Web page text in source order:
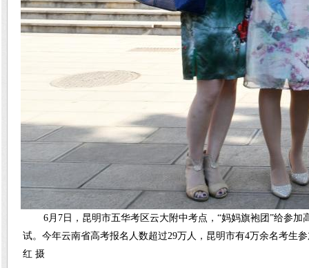
6月7日，昆明市五华考区云大附中考点，“妈妈旗袍团”给参
试。今年云南省高考报名人数超过29万人，昆明市有4万余名考生
红 摄